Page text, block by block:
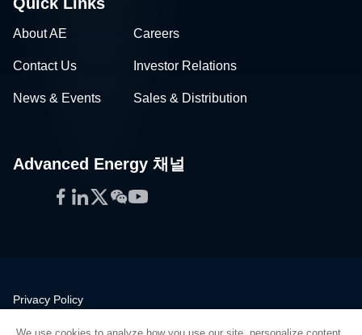
About AE Careers
Contact Us Investor Relations
News & Events Sales & Distribution
Advanced Energy 채널
Facebook
LinkedIn
Twitter
WeChat
YouTube
Privacy Policy